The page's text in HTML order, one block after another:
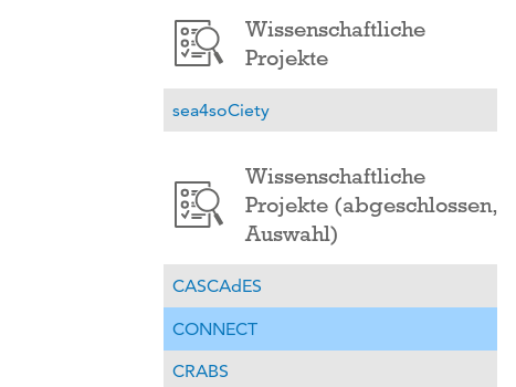
Wissenschaftliche
Projekte
sea4soCiety
Wissenschaftliche
Projekte (abgeschlossen,
Auswahl)
CASCAdES
CONNECT
CRABS